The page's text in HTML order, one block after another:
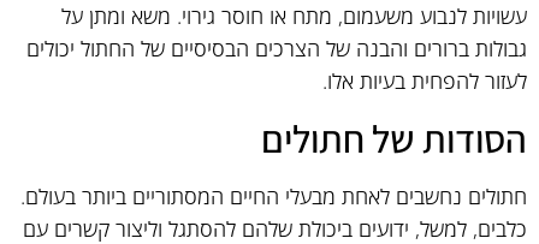
עשויות לנבוע משעמום, מתח או חוסר גירוי. משא ומתן על
גבולות ברורים והבנה של הצרכים הבסיסיים של החתול יכולים
לעזור להפחית בעיות אלו.
הסודות של חתולים
חתולים נחשבים לאחת מבעלי החיים המסתוריים ביותר בעולם.
כלבים, למשל, ידועים ביכולת שלהם להסתגל וליצור קשרים עם